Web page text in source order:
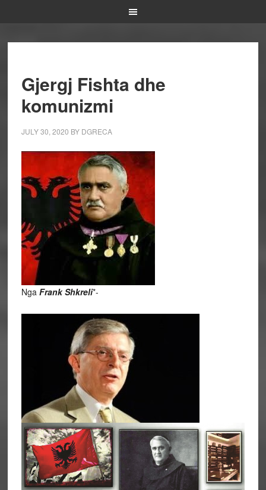
Gjergj Fishta dhe
komunizmi
JULY 30, 2020 BY DGRECA
Nga Frank Shkreli*-